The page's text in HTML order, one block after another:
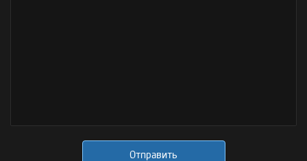
Отправить